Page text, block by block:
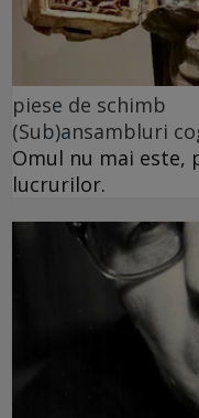
piese de schimb
(Sub)ansambluri
Omul nu mai
lucrurilor.